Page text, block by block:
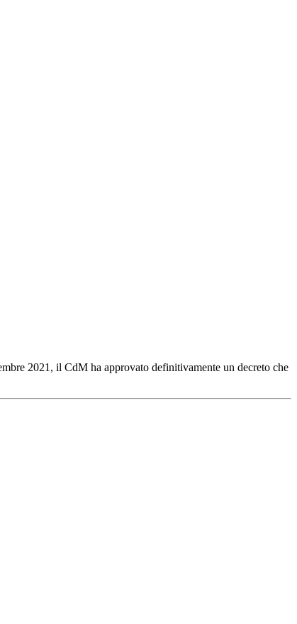
2021, il CdM ha approvato definitivamente un decreto che